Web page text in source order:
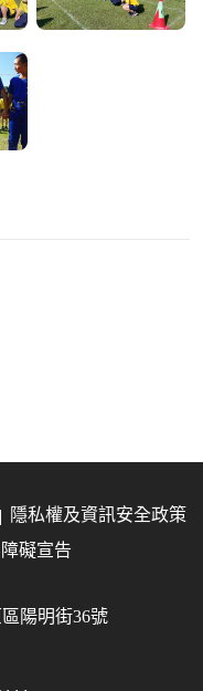
隱私權及資訊安全政策
礙宣告
陽明街36號